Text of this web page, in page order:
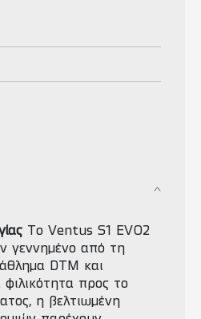
Το Ventus S1 EVO2
γεννημένο από τη
DTM και
φιλικότητα προς το
η βελτιωμένη